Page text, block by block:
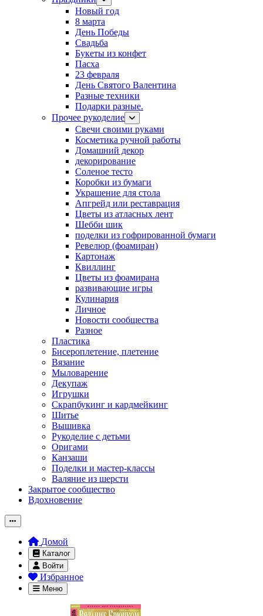
Новый год
8 марта
День Победы
Свадьба
Букеты из конфет
Пасха
23 февраля
День Святого Валентина
Разные техники
Подарки разные.
Прочее рукоделие
Свечи своими руками
Косметика ручной работы
Домашний декор
декорирование
Соленое тесто
Коробки из бумаги
Украшение для стола
Апгрейд или реставрация
Цветы из атласных лент
Шебби шик
поделки из гофрированной бумаги
Ревелюр (фоамиран)
Картонаж
Квиллинг
Цветы из фоамирана
развивающие игры
Кулинария
Личное
Новости сообщества
Разное
Пластика
Бисероплетение, плетение
Вязание
Мыловарение
Декупаж
Игрушки
Скрапбукинг и кардмейкинг
Шитье
Вышивка
Рукоделие с детьми
Оригами
Канзаши
Поделки и мастер-классы
Валяние из шерсти
Закрытое сообщество
Вдохновение
Домой
Каталог
Войти
Избранное
Меню